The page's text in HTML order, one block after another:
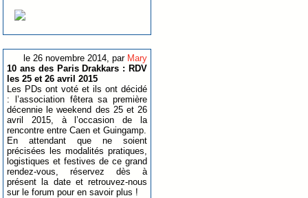
le 26 novembre 2014, par Mary
10 ans des Paris Drakkars : RDV
les 25 et 26 avril 2015
Les PDs ont voté et ils ont décidé
: l’association fêtera sa première
décennie le weekend des 25 et 26
avril 2015, à l’occasion de la
rencontre entre Caen et Guingamp.
En attendant que ne soient
précisées les modalités pratiques,
logistiques et festives de ce grand
rendez-vous, réservez dès à
présent la date et retrouvez-nous
sur le forum pour en savoir plus !